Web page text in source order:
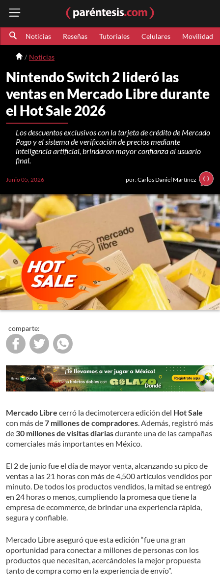
Noticias Reseñas Tutoriales Celulares Movilidad
Noticias
Nintendo Switch 2 lideró las
ventas en Mercado Libre durante
el Hot Sale 2026
Los descuentos exclusivos con la tarjeta de crédito de Mercado
Pago y el sistema de verificación de precios mediante
inteligencia artificial, brindaron mayor confianza al usuario
final.
Junio 05, 2026 por: Carlos Daniel Martínez
comparte:
Mercado Libre cerró la decimotercera edición del Hot Sale
con más de7 millones de compradores. Además, registró más
de 30 millones de visitas diariasdurante una de las campañas
comerciales más importantes en México.
El 2 de junio fue el día de mayor venta, alcanzando su pico de
ventas a las 21 horas con más de 4,500 artículos vendidos por
minuto. De todos los productos vendidos, la mitad se entregó
en 24 horas o menos, cumpliendo la promesa que tiene la
empresa de ecommerce, de brindar una experiencia rápida,
segura y confiable.
Mercado Libre aseguró que esta edición “fue una gran
oportunidad para conectar a millones de personas con los
productos que necesitan, acercándoles la mejor propuesta
tanto de compra como en la experiencia de envío”.